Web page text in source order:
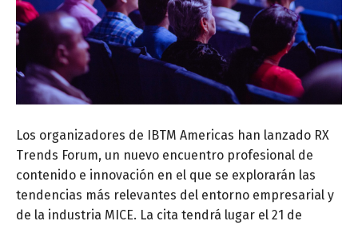
Los organizadores de IBTM Americas han lanzado RX
Trends Forum, un nuevo encuentro profesional de
contenido e innovación en el que se explorarán las
tendencias más relevantes del entorno empresarial y
de la industria MICE. La cita tendrá lugar el 21 de